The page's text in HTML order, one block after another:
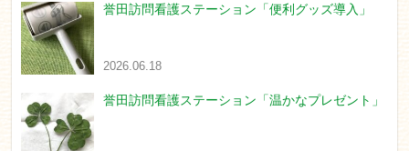
誉田訪問看護ステーション「便利グッズ導入」
2026.06.18
誉田訪問看護ステーション「温かなプレゼント」